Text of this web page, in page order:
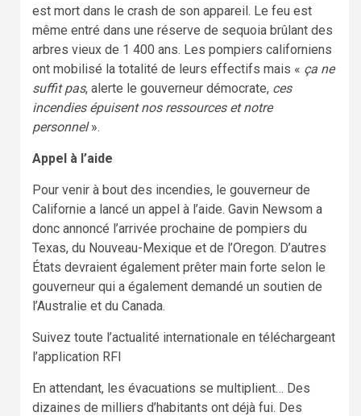
est mort dans le crash de son appareil. Le feu est
même entré dans une réserve de sequoia brûlant des
arbres vieux de 1 400 ans. Les pompiers californiens
ont mobilisé la totalité de leurs effectifs mais « ça ne
suffit pas, alerte le gouverneur démocrate, ces
incendies épuisent nos ressources et notre
personnel».
Appel à l’aide
Pour venir à bout des incendies, le gouverneur de
Californie a lancé un appel à l’aide. Gavin Newsom a
donc annoncé l’arrivée prochaine de pompiers du
Texas, du Nouveau-Mexique et de l’Oregon. D’autres
États devraient également prêter main forte selon le
gouverneur qui a également demandé un soutien de
l’Australie et du Canada.
Suivez toute l’actualité internationale en téléchargeant
l’application RFI
En attendant, les évacuations se multiplient… Des
dizaines de milliers d’habitants ont déjà fui. Des